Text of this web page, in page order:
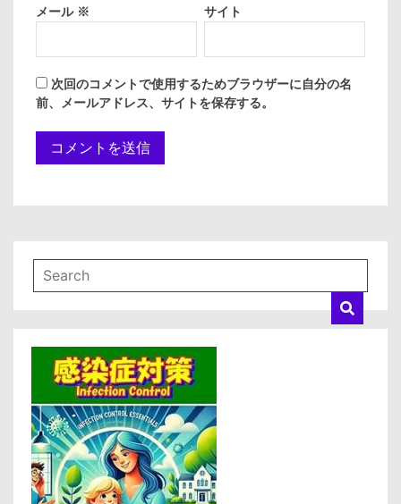
メール ※ サイト
次回のコメントで使用するためブラウザーに自分の名
前、メールアドレス、サイトを保存する。